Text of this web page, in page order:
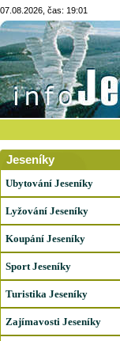
07.08.2026, čas: 19:01
Jeseníky
Ubytování Jeseníky
Lyžování Jeseníky
Koupání Jeseníky
Sport Jeseníky
Turistika Jeseníky
Zajímavosti Jeseníky